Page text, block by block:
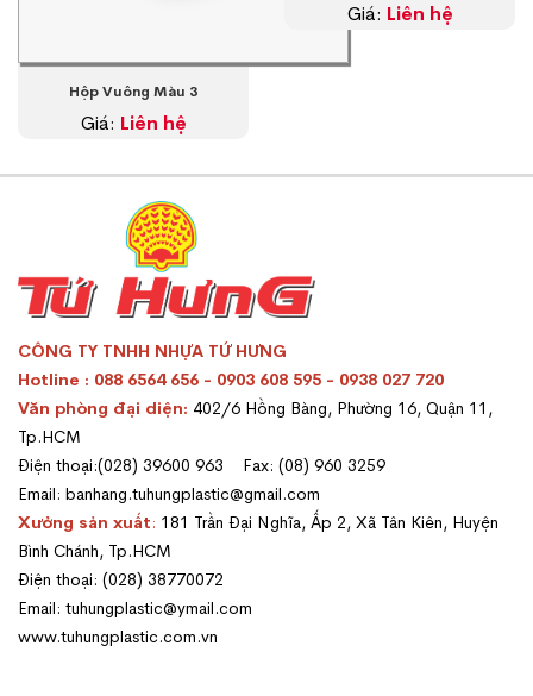
Hộp Vuông Màu 3
Giá: Liên hệ
Giá: Liên hệ
CÔNG TY TNHH NHỰA TỨ HƯNG
Hotline : 088 6564 656 - 0903 608 595 - 0938 027 720
Văn phòng đại diện: 402/6 Hồng Bàng, Phường 16, Quận 11,
Tp.HCM
Điện thoại:(028) 39600 963 Fax: (08) 960 3259
Email: banhang.tuhungplastic@gmail.com
Xưởng sản xuất: 181 Trần Đại Nghĩa, Ấp 2, Xã Tân Kiên, Huyện
Bình Chánh, Tp.HCM
Điện thoại: (028) 38770072
Email: tuhungplastic@ymail.com
www.tuhungplastic.com.vn